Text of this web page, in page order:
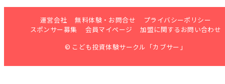
運営会社 無料体験・お問合せ
プライバシーポリシー
スポンサー募集
会員マイページ
加盟に関するお問い合わせ
© こども投資体験サークル「カブサー」